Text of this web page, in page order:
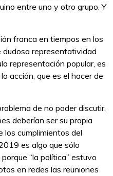
entre uno y otro grupo. Y
franca en tiempos en los
dudosa representatividad
representación popular, es
acción, que es el hacer de
de no poder discutir,
deberían ser su propia
los cumplimientos del
es algo que sólo
“la política” estuvo
en redes las reuniones